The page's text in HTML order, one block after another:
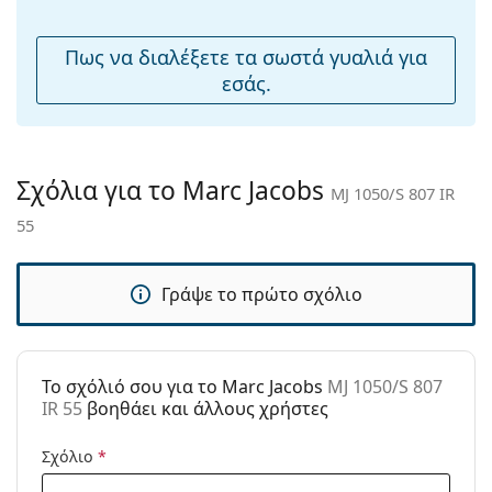
άρθρωση:
Όχι
Αξεσουάρ
Πανί
καθαρισμού:
Ναι
Άλλα
Γυναικεία
Χρήση:
Μόδα
Προϊόντος /
Πως να διαλέξετε τα σωστά γυαλιά για
εσάς.
Σχόλια για το Marc Jacobs MJ 1050/S 807 IR
55
Γράψε το πρώτο σχόλιο
To σχόλιό σου για το Marc Jacobs MJ 1050/S 807
IR 55 βοηθάει και άλλους χρήστες
Σχόλιο *